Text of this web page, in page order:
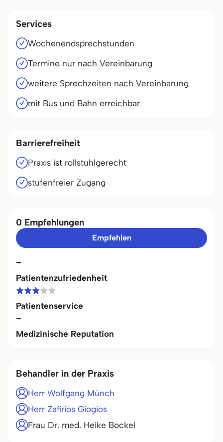
Services
Wochenendsprechstunden
Termine nur nach Vereinbarung
weitere Sprechzeiten nach Vereinbarung
mit Bus und Bahn erreichbar
Barrierefreiheit
Praxis ist rollstuhlgerecht
stufenfreier Zugang
0 Empfehlungen
Empfehlen
-
Patientenzufriedenheit
Patientenservice
-
Medizinische Reputation
Behandler in der Praxis
Herr Wolfgang Münch
Herr Zafirios Giogios
Frau Dr. med. Heike Bockel